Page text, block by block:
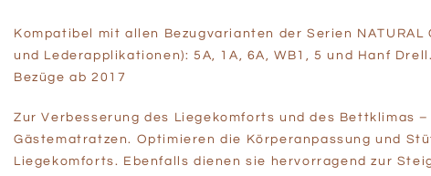
Kompatibel mit allen Bezugvarianten der Serien NATURAL
und Lederapplikationen): 5A, 1A, 6A, WB1, 5 und Hanf
Bezüge ab 2017
Zur Verbesserung des Liegekomforts und des Bettklimas
Gästematratzen. Optimieren die Körperanpassung und
Liegekomforts. Ebenfalls dienen sie hervorragend zur